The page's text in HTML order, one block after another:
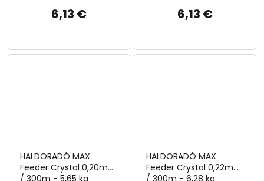
6,13 € 6,13 €
HALDORADÓ MAX
Feeder Crystal 0,20mm
/ 300m - 5,65 kg
HALDORADÓ MAX
Feeder Crystal 0,22mm
/ 300m - 6,28 kg